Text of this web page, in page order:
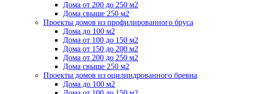
Дома от 200 до 250 м2
Дома свыше 250 м2
Проекты домов из профилированного бруса
Дома до 100 м2
Дома от 100 до 150 м2
Дома от 150 до 200 м2
Дома от 200 до 250 м2
Дома свыше 250 м2
Проекты домов из оцилиндрованного бревна
Дома до 100 м2